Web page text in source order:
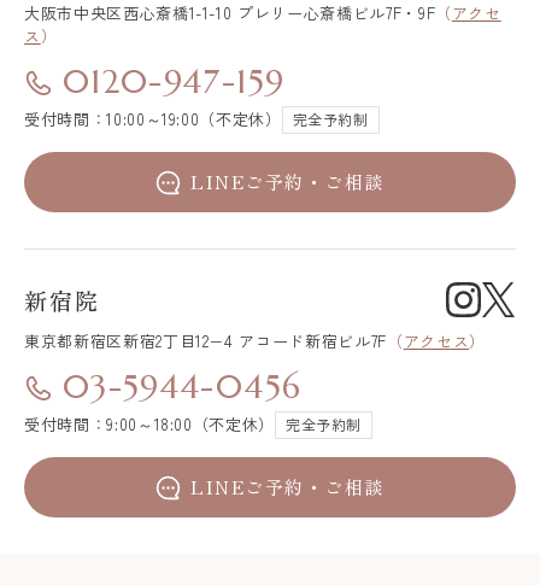
大阪市中央区西心斎橋1-1-10 プレリー心斎橋ビル7F・9F （アクセ
ス ）
0120-947-159
受付時間：10:00～19:00（不定休） 完全予約制
LINEご予約・ご相談
新宿院
東京都新宿区新宿2丁目12−4 アコード新宿ビル7F （アクセス）
03-5944-0456
受付時間：9:00～18:00（不定休） 完全予約制
LINEご予約・ご相談